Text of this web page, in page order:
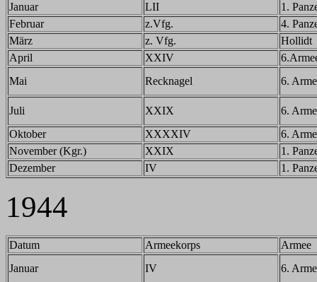
Januar
LII
1.
Februar
z.Vfg.
4.
März
z. Vfg.
Hollidt
April
XXIV
Mai
Recknagel 6.
Juli XXIX
6.
Oktober
XXXXIV
6.
November (Kgr.)
XXIX
1.
Dezember
IV 1.
1944
Datum Armeekorps
Armee
Januar
IV 6.